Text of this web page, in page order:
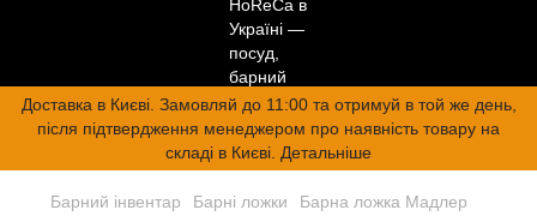
Доставка в Києві. Замовляй до 11:00 та отримуй в той же день,
після підтвердження менеджером про наявність товару на
складі в Києві. Детальніше
Барний інвентар Барні ложки Барна ложка Мадлер